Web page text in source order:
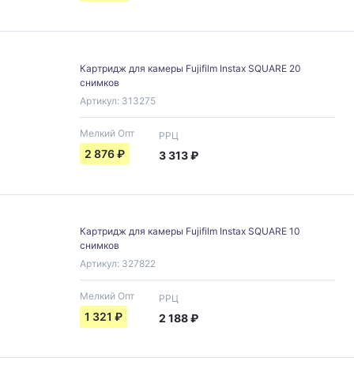
Картридж для камеры Fujifilm Instax SQUARE 20
снимков
Артикул: 313275
2 876₽
Мелкий Опт
3 313₽
РРЦ
Картридж для камеры Fujifilm Instax SQUARE 10
снимков
Артикул: 327822
1 321 ₽
Мелкий Опт
2 188₽
РРЦ